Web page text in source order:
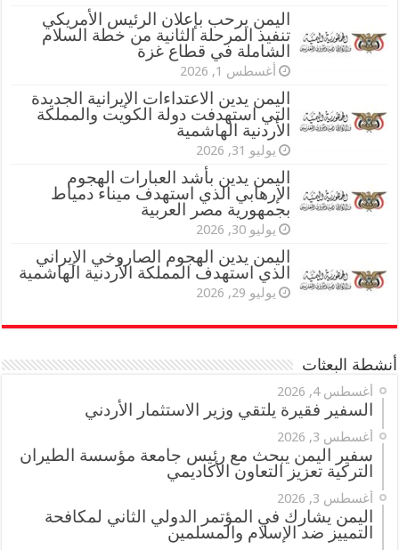
اليمن يرحب بإعلان الرئيس الأمريكي
تنفيذ المرحلة الثانية من خطة السلام
الشاملة في قطاع غزة
أغسطس 1, 2026
اليمن يدين الاعتداءات الإيرانية الجديدة
التي استهدفت دولة الكويت والمملكة
الأردنية الهاشمية
يوليو 31, 2026
اليمن يدين بأشد العبارات الهجوم
الإرهابي الذي استهدف ميناء دمياط
بجمهورية مصر العربية
يوليو 30, 2026
اليمن يدين الهجوم الصاروخي الإيراني
الذي استهدف المملكة الأردنية الهاشمية
يوليو 29, 2026
أنشطة البعثات
أغسطس 4, 2026
السفير فقيرة يلتقي وزير الاستثمار الأردني
أغسطس 3, 2026
سفير اليمن يبحث مع رئيس جامعة مؤسسة الطيران
التركية تعزيز التعاون الأكاديمي
أغسطس 3, 2026
اليمن يشارك في المؤتمر الدولي الثاني لمكافحة
التمييز ضد الإسلام والمسلمين